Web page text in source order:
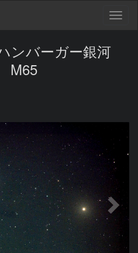
ンバーガー銀河
M65